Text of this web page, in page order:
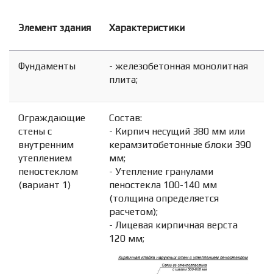
Элемент здания Характеристики
Фундаменты
- железобетонная монолитная
плита;
Ограждающие
стены с
внутренним
утеплением
пеностеклом
(вариант 1)
Состав:
- Кирпич несущий 380 мм или
керамзитобетонные блоки 390
мм;
- Утепление гранулами
пеностекла 100-140 мм
(толщина определяется
расчетом);
- Лицевая кирпичная верста
120 мм;